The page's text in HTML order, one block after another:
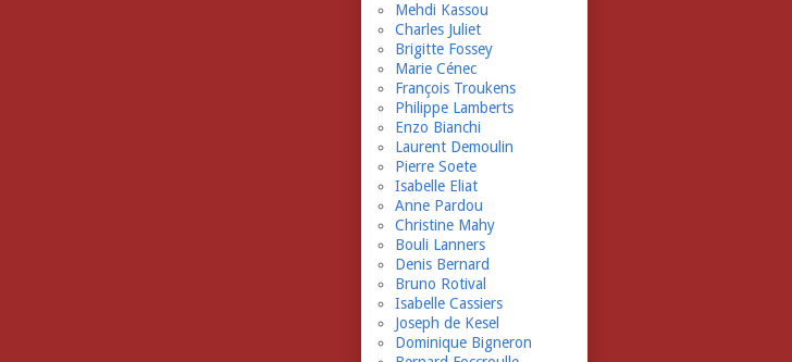
Mehdi Kassou
Charles Juliet
Brigitte Fossey
Marie Cénec
François Troukens
Philippe Lamberts
Enzo Bianchi
Laurent Demoulin
Pierre Soete
Isabelle Eliat
Anne Pardou
Christine Mahy
Bouli Lanners
Denis Bernard
Bruno Rotival
Isabelle Cassiers
Joseph de Kesel
Dominique Bigneron